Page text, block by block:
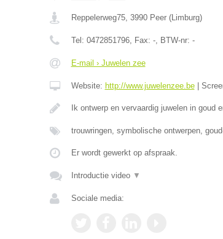
Reppelerweg75, 3990 Peer(Limburg)
Tel: 0472851796, Fax: -, BTW-nr: -
E-mail › Juwelen zee
Website: http://www.juwelenzee.be|
Ik ontwerp en vervaardig juwelen in goud
trouwringen, symbolische ontwerpen,
Er wordt gewerkt op afspraak.
Introductie video ▼
Sociale media: